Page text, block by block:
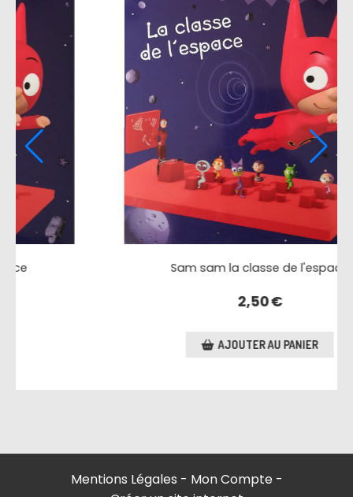
de l'espace Sam sam la classe
AJOUTER AU
Mentions Légales
Mon Compte